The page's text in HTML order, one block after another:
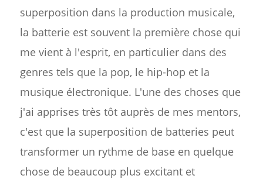
superposition dans la production musicale,
la batterie est souvent la première chose qui
me vient à l'esprit, en particulier dans des
genres tels que la pop, le hip-hop et la
musique électronique. L'une des choses que
j'ai apprises très tôt auprès de mes mentors,
c'est que la superposition de batteries peut
transformer un rythme de base en quelque
chose de beaucoup plus excitant et